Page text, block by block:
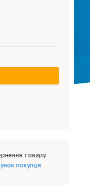
товару
покупця